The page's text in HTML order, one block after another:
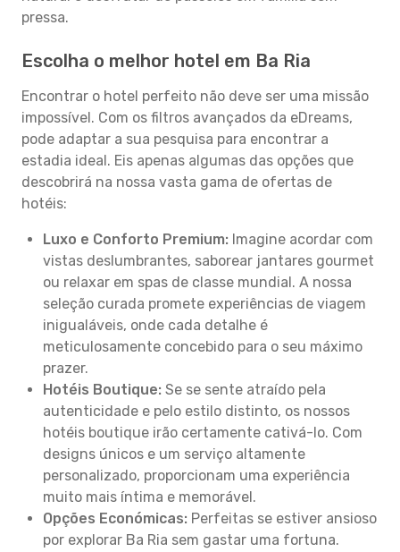
pressa.
Escolha o melhor hotel em Ba Ria
Encontrar o hotel perfeito não deve ser uma missão
impossível. Com os filtros avançados da eDreams,
pode adaptar a sua pesquisa para encontrar a
estadia ideal. Eis apenas algumas das opções que
descobrirá na nossa vasta gama de ofertas de
hotéis:
Luxo e Conforto Premium: Imagine acordar com
vistas deslumbrantes, saborear jantares gourmet
ou relaxar em spas de classe mundial. A nossa
seleção curada promete experiências de viagem
inigualáveis, onde cada detalhe é
meticulosamente concebido para o seu máximo
prazer.
Hotéis Boutique: Se se sente atraído pela
autenticidade e pelo estilo distinto, os nossos
hotéis boutique irão certamente cativá-lo. Com
designs únicos e um serviço altamente
personalizado, proporcionam uma experiência
muito mais íntima e memorável.
Opções Económicas: Perfeitas se estiver ansioso
por explorar Ba Ria sem gastar uma fortuna.